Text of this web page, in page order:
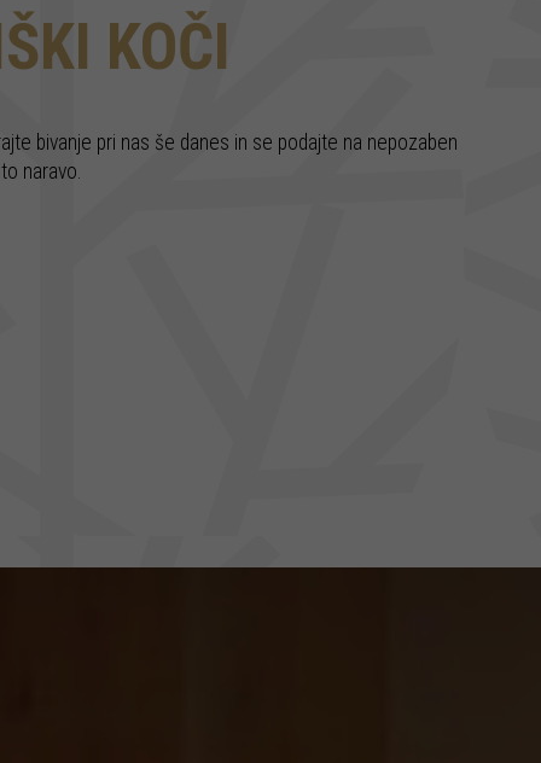
KOČI
bivanje pri nas še danes in se podajte na nepozaben
naravo.